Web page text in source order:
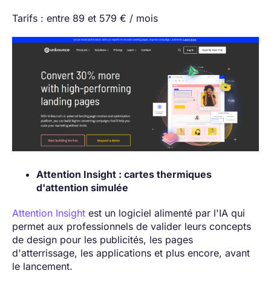
Tarifs : entre 89 et 579 € / mois
Attention Insight : cartes thermiques
d'attention simulée
Attention Insight est un logiciel alimenté par l'IA qui
permet aux professionnels de valider leurs concepts
de design pour les publicités, les pages
d'atterrissage, les applications et plus encore, avant
le lancement.